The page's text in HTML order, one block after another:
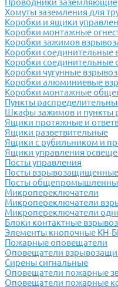
Проводники заземляющие
Хомуты заземления для
Коробки и ящики
Коробки монтажные
Коробки зажимов
Коробки
Коробки
Коробки чугунные
Коробки алюминиевые
Коробки монтажные
Пункты
Шкафы зажимов и пункты
Ящики протяжные и
Ящики разветвительные
Ящики с рубильником и
Ящики управления
Посты управления
Посты
Посты
Микропереключатели
Микропереключатели
Микропереключатели
Блоки контактные
Элементы кнопочные КН-
Пожарные оповещатели
Оповещатели
Сирены сигнальные
Оповещатели пожарные
Оповещатели пожарные